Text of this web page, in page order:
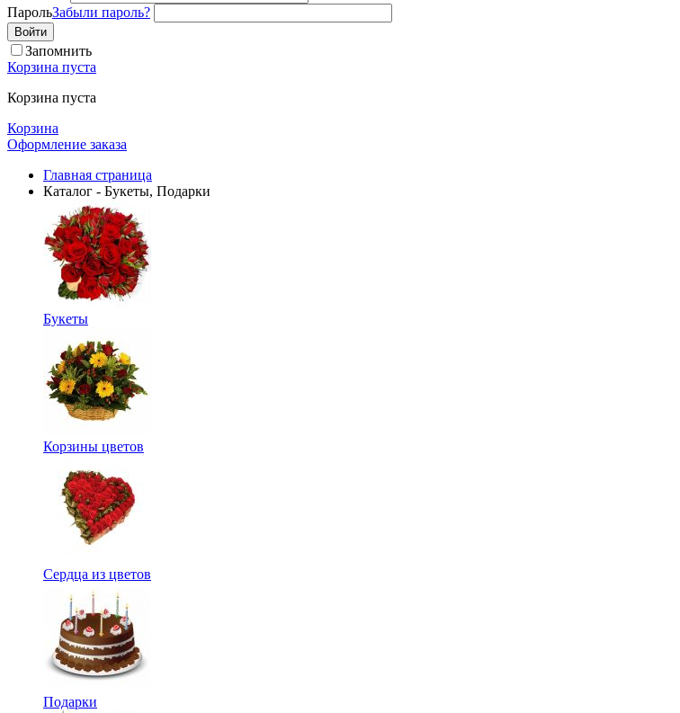
ПарольЗабыли пароль?
Запомнить
Корзина пуста
Корзина пуста
Корзина
Оформление заказа
Главная страница
Каталог - Букеты, Подарки
Букеты
Корзины цветов
Сердца из цветов
Подарки